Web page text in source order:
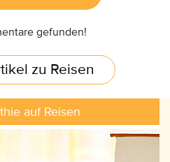
gefunden!
zu Reisen
auf Reisen